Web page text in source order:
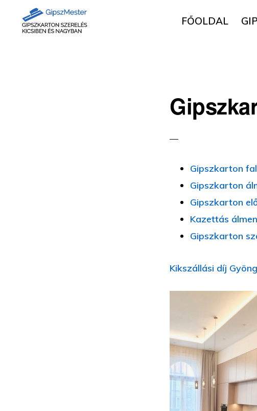
FŐOLDAL
Gipszkarton
Gipszkarton
Gipszkarton
Kazettás
Gipszkarton
Kikszállási díj